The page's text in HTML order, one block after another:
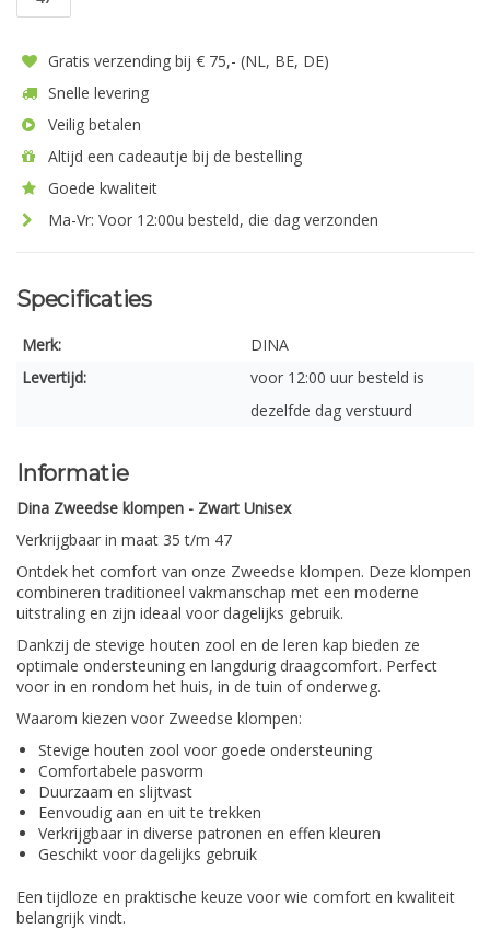
Gratis verzending bij € 75,- (NL, BE, DE)
Snelle levering
Veilig betalen
Altijd een cadeautje bij de bestelling
Goede kwaliteit
Ma-Vr: Voor 12:00u besteld, die dag verzonden
Specificaties
Merk:
DINA
Levertijd:
voor 12:00 uur besteld is
dezelfde dag verstuurd
Informatie
Dina Zweedse klompen - Zwart Unisex
Verkrijgbaar in maat 35 t/m 47
Ontdek het comfort van onze Zweedse klompen. Deze klompen
combineren traditioneel vakmanschap met een moderne
uitstraling en zijn ideaal voor dagelijks gebruik.
Dankzij de stevige houten zool en de leren kap bieden ze
optimale ondersteuning en langdurig draagcomfort. Perfect
voor in en rondom het huis, in de tuin of onderweg.
Waarom kiezen voor Zweedse klompen:
Stevige houten zool voor goede ondersteuning
Comfortabele pasvorm
Duurzaam en slijtvast
Eenvoudig aan en uit te trekken
Verkrijgbaar in diverse patronen en effen kleuren
Geschikt voor dagelijks gebruik
Een tijdloze en praktische keuze voor wie comfort en kwaliteit
belangrijk vindt.